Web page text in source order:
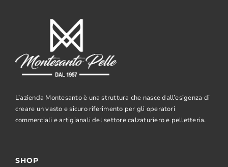
L’azienda Montesanto è una struttura che nasce dall’esigenza di
creare un vasto e sicuro riferimento per gli operatori
commerciali e artigianali del settore calzaturiero e pelletteria.
SHOP